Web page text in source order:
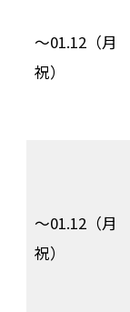
〜01.12（月
祝）
〜01.12（月
祝）